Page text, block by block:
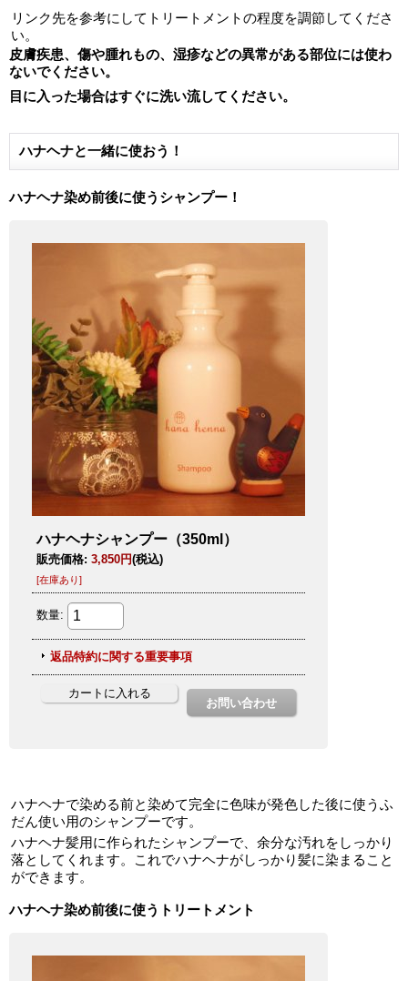
リンク先を参考にしてトリートメントの程度を調節してくださ
い。
皮膚疾患、傷や腫れもの、湿疹などの異常がある部位には使わ
ないでください。
目に入った場合はすぐに洗い流してください。
ハナヘナと一緒に使おう！
ハナヘナ染め前後に使うシャンプー！
ハナヘナで染める前と染めて完全に色味が発色した後に使うふ
だん使い用のシャンプーです。
ハナヘナ髪用に作られたシャンプーで、余分な汚れをしっかり
落としてくれます。これでハナヘナがしっかり髪に染まること
ができます。
ハナヘナ染め前後に使うトリートメント